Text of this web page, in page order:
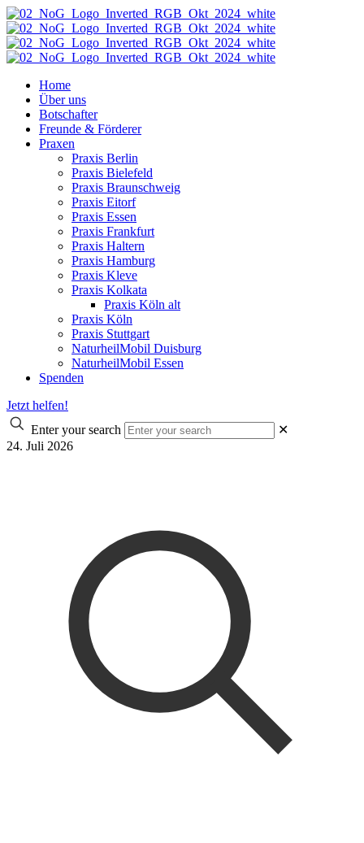
Home
Über uns
Botschafter
Freunde & Förderer
Praxen
Praxis Berlin
Praxis Bielefeld
Praxis Braunschweig
Praxis Eitorf
Praxis Essen
Praxis Frankfurt
Praxis Haltern
Praxis Hamburg
Praxis Kleve
Praxis Kolkata
Praxis Köln alt
Praxis Köln
Praxis Stuttgart
NaturheilMobil Duisburg
NaturheilMobil Essen
Spenden
Jetzt helfen!
Enter your search
✕
24. Juli 2026